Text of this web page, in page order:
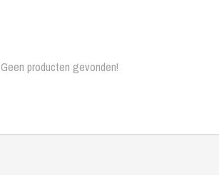
Geen producten gevonden!